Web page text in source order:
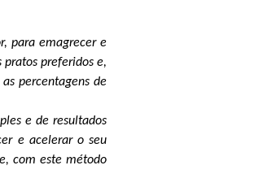
para emagrecer e
preferidos e,
percentagens de
e de resultados
e acelerar o seu
com este método